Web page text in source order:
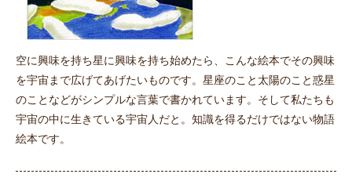
空に興味を持ち星に興味を持ち始めたら、こんな絵本でその興味
を宇宙まで広げてあげたいものです。星座のこと太陽のこと惑星
のことなどがシンプルな言葉で書かれています。そして私たちも
宇宙の中に生きている宇宙人だと。知識を得るだけではない物語
絵本です。